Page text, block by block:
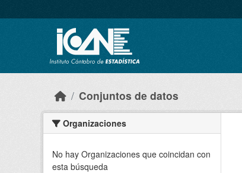
Conjuntos de datos
Organizaciones
No hay Organizaciones que coincidan con
esta búsqueda